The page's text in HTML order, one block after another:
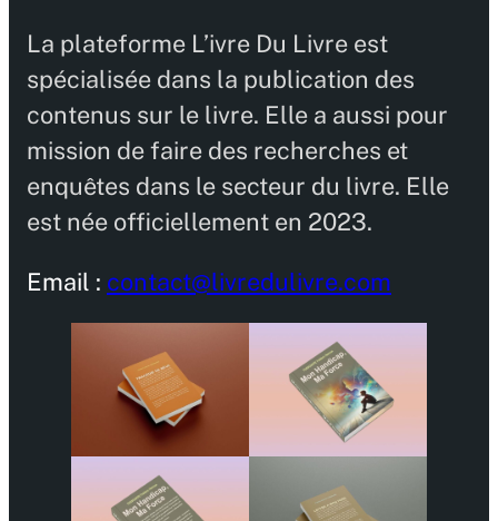
La plateforme L’ivre Du Livre est
spécialisée dans la publication des
contenus sur le livre. Elle a aussi pour
mission de faire des recherches et
enquêtes dans le secteur du livre. Elle
est née officiellement en 2023.
Email : contact@livredulivre.com